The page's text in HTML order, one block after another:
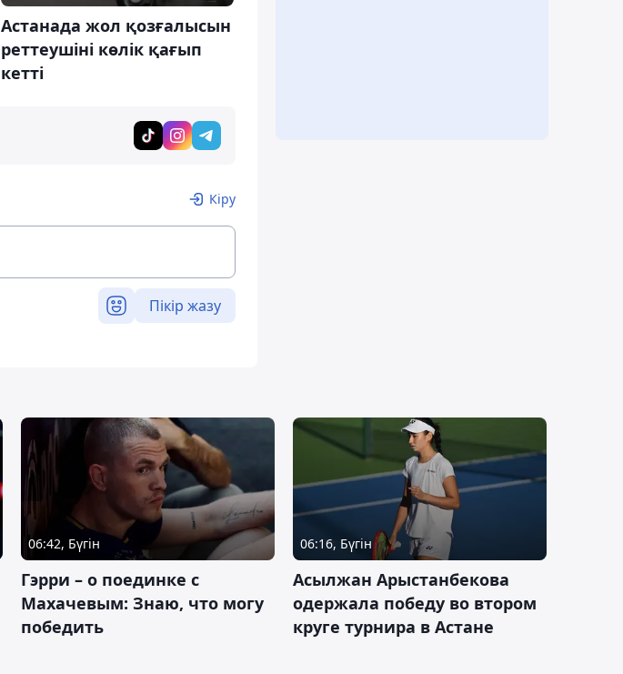
Астанада жол қозғалысын
реттеушіні көлік қағып
кетті
Кіру
Пікір жазу
06:42, Бүгін
Гэрри – о поединке с
Махачевым: Знаю, что могу
победить
06:16, Бүгін
Асылжан Арыстанбекова
одержала победу во втором
круге турнира в Астане